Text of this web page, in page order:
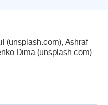
(unsplash.com), Ashraf
Dima (unsplash.com)